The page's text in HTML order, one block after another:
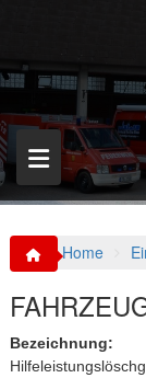
p
o
c
o
n
t
Home